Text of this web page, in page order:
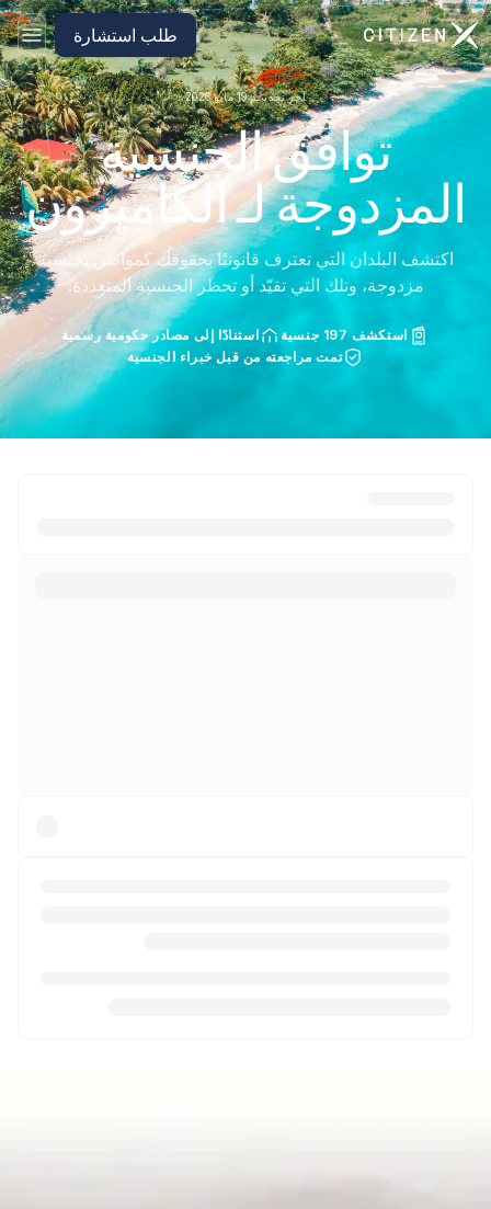
الانتقال إلى الصفحة الرئيسية لـ CitizenX طلب استشارة
آخر تحديث: 19 مايو 2026
توافق الجنسية
المزدوجة لـ الكاميرون
اكتشف البلدان التي تعترف قانونيًا بحقوقك كمواطن بجنسية
مزدوجة، وتلك التي تقيّد أو تحظر الجنسية المتعددة.
استكشف 197 جنسية
استنادًا إلى مصادر حكومية رسمية
تمت مراجعته من قبل خبراء الجنسية